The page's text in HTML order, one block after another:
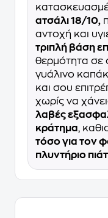
ατσάλι 18/10,
αντοχή και
τριπλή βάση
θερμότητα σε
γυάλινο
και σου
χωρίς να
λαβές
κράτημα,
τόσο για τον
πλυντήριο